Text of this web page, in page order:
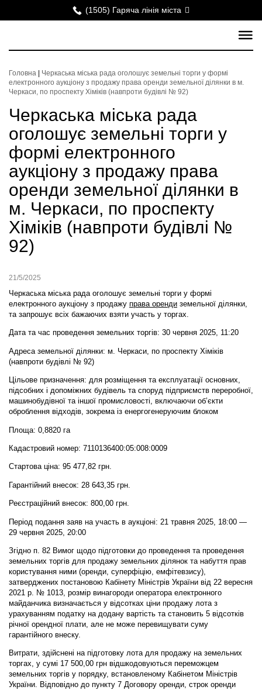
(1505) Гаряча лінія міста
Головна
Черкаська міська рада оголошує земельні торги у формі
електронного аукціону з продажу права оренди земельної ділянки в м.
Черкаси, по проспекту Хіміків (навпроти будівлі № 92)
Черкаська міська рада
оголошує земельні торги у
формі електронного
аукціону з продажу права
оренди земельної ділянки в
м. Черкаси, по проспекту
Хіміків (навпроти будівлі №
92)
21/5/2025
Черкаська міська рада оголошує земельні торги у формі
електронного аукціону з продажу права оренди земельної ділянки,
та запрошує всіх бажаючих взяти участь у торгах.
Дата та час проведення земельних торгів: 30 червня 2025, 11:20
Адреса земельної ділянки: м. Черкаси, по проспекту Хіміків
(навпроти будівлі № 92)
Цільове призначення: для розміщення та експлуатації основних,
підсобних і допоміжних будівель та споруд підприємств переробної,
машинобудівної та іншої промисловості, включаючи об’єкти
оброблення відходів, зокрема із енергогенеруючим блоком
Площа: 0,8820 га
Кадастровий номер: 7110136400:05:008:0009
Стартова ціна: 95 477,82 грн.
Гарантійний внесок: 28 643,35 грн.
Реєстраційний внесок: 800,00 грн.
Період подання заяв на участь в аукціоні: 21 травня 2025, 18:00 —
29 червня 2025, 20:00
Згідно п. 82 Вимог щодо підготовки до проведення та проведення
земельних торгів для продажу земельних ділянок та набуття прав
користування ними (оренди, суперфіцію, емфітевзису),
затверджених постановою Кабінету Міністрів України від 22 вересня
2021 р. № 1013, розмір винагороди оператора електронного
майданчика визначається у відсотках ціни продажу лота з
урахуванням податку на додану вартість та становить 5 відсотків
річної орендної плати, але не може перевищувати суму
гарантійного внеску.
Витрати, здійснені на підготовку лота для продажу на земельних
торгах, у сумі 17 500,00 грн відшкодовуються переможцем
земельних торгів у порядку, встановленому Кабінетом Міністрів
України. Відповідно до пункту 7 Договору оренди, строк оренди